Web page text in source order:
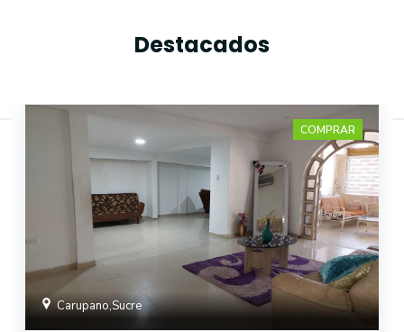
Destacados
COMPRAR
Carupano,Sucre